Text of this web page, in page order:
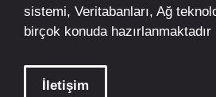
sistemi, Veritabanları, Ağ
birçok konuda hazırlanmaktadır
İletişim